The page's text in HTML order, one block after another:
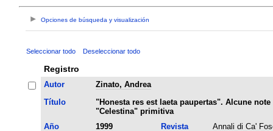
Opciones de búsqueda y visualización
Seleccionar todo Deseleccionar todo
Registro
Autor
Zinato, Andrea
Título
"Honesta res est laeta paupertas". Alcune
"Celestina" primitiva
Año
1999 Revista
Annali di Ca'